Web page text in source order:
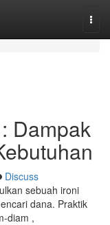
Dampak
Discuss
sebuah ironi
dana. Praktik
diam ,